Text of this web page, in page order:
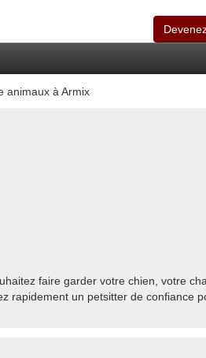
animaux à Armix
faire garder votre chien, votre
rapidement un petsitter de confiance